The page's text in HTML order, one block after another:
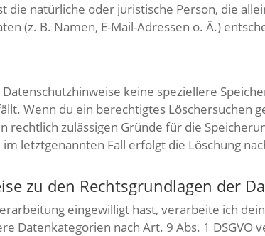
die natürliche oder juristische Person, die
(z. B. Namen, E-Mail-Adressen o. Ä.)
keine speziellere
Wenn du ein berechtigtes Löschersuchen
rechtlich zulässigen Gründe für die
letztgenannten Fall erfolgt die Löschung
zu den Rechtsgrundlagen der
eingewilligt hast, verarbeite ich
Datenkategorien nach Art. 9 Abs. 1